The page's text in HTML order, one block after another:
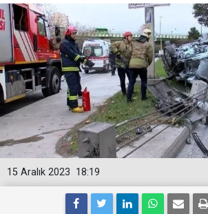
18:19
15 Aralık 2023